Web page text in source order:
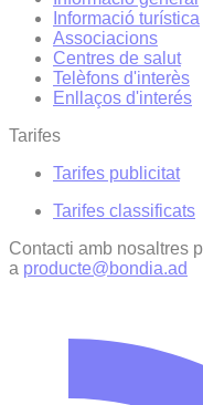
Informació turística
Associacions
Centres de salut
Telèfons d'interès
Enllaços d'interés
Tarifes
Tarifes publicitat
Tarifes classificats
Contacti amb nosaltres
a producte@bondia.ad